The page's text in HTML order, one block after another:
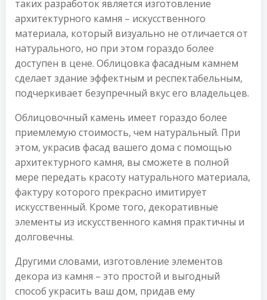
таких разработок является изготовление
архитектурного камня – искусственного
материала, который визуально не отличается от
натурального, но при этом гораздо более
доступен в цене. Облицовка фасадным камнем
сделает здание эффектным и респектабельным,
подчеркивает безупречный вкус его владельцев.
Облицовочный камень имеет гораздо более
приемлемую стоимость, чем натуральный. При
этом, украсив фасад вашего дома с помощью
архитектурного камня, вы сможете в полной
мере передать красоту натурального материала,
фактуру которого прекрасно имитирует
искусственный. Кроме того, декоративные
элементы из искусственного камня практичны и
долговечны.
Другими словами, изготовление элементов
декора из камня – это простой и выгодный
способ украсить ваш дом, придав ему